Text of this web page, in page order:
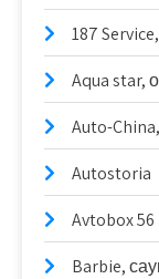
187
Aqua star,
Auto-
Autostoria
Avtobox 56
Barbie,